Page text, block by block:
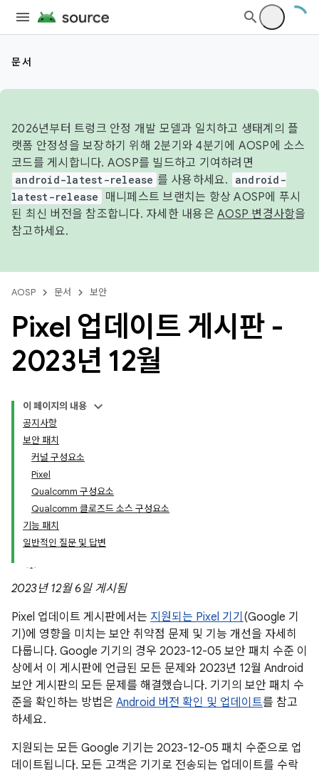
문서
2026년부터 트렁크 안정 개발 모델과 일치하고 생태계의 플
랫폼 안정성을 보장하기 위해 2분기와 4분기에 AOSP에 소스
코드를 게시합니다. AOSP를 빌드하고 기여하려면
android-latest-release 를 사용하세요.
android-
latest-release
매니페스트 브랜치는 항상 AOSP에 푸시
된 최신 버전을 참조합니다. 자세한 내용은 AOSP 변경사항을
참고하세요.
AOSP 문서 보안
Pixel 업데이트 게시판 -
2023년 12월
이 페이지의 내용
공지사항
보안 패치
커널 구성요소
Pixel
Qualcomm 구성요소
Qualcomm 클로즈드 소스 구성요소
기능 패치
일반적인 질문 및 답변
2023년 12월 6일 게시됨
Pixel 업데이트 게시판에서는 지원되는 Pixel 기기 (Google 기
기)에 영향을 미치는 보안 취약점 문제 및 기능 개선을 자세히
다룹니다. Google 기기의 경우 2023-12-05 보안 패치 수준 이
상에서 이 게시판에 언급된 모든 문제와 2023년 12월 Android
보안 게시판의 모든 문제를 해결했습니다. 기기의 보안 패치 수
준을 확인하는 방법은 Android 버전 확인 및 업데이트를 참고
하세요.
지원되는 모든 Google 기기는 2023-12-05 패치 수준으로 업
데이트됩니다. 모든 고객은 기기로 전송되는 업데이트를 수락